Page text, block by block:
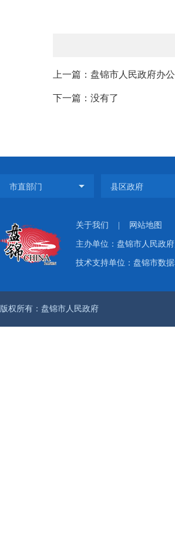
上一篇：盘锦市人民政府办
下一篇：没有了
关于我们 网站地图
主办单位：盘锦市人民
技术支持单位：盘锦市数
版权所有：盘锦市人民政府